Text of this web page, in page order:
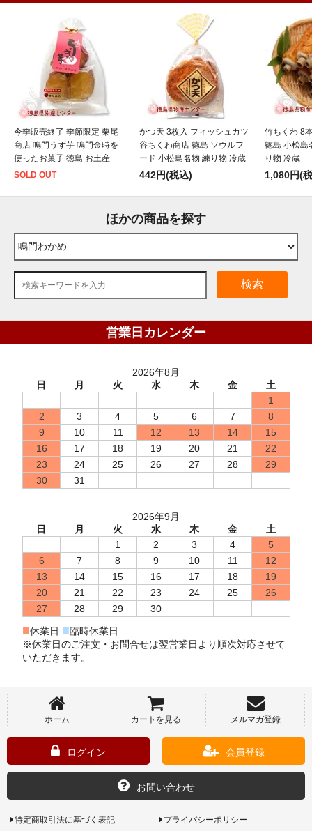
今季販売終了 季節限定 栗尾
商店 鳴門うず芋 鳴門金時を
使ったお菓子 徳島 お土産
SOLD OUT
かつ天 3枚入 フィッシュカツ
谷ちくわ商店 徳島 ソウルフ
ード 小松島名物 練り物 冷蔵
442円(税込)
竹ちくわ 8
徳島 小松島
り物 冷蔵
1,080円(
ほかの商品を探す
検索
営業日カレンダー
2026年8月
日
月 火 水 木 金
土
1
2
3 4 5 6 7
8
9
10 11 12 13 14
15
16
17 18 19 20 21
22
23
24 25 26 27 28
29
30
31
2026年9月
日
月 火 水 木 金
土
1
2 3 4
5
6
7 8 9 10 11
12
13
14 15 16 17 18
19
20
21 22 23 24 25
26
27
28 29 30
■休業日 ■臨時休業日
※休業日のご注文・お問合せは翌営業日より順次対応させて
いただきます。
ホーム カートを見る メルマガ登録
ログイン 会員登録
お問い合わせ
特定商取引法に基づく表記 プライバシーポリシー